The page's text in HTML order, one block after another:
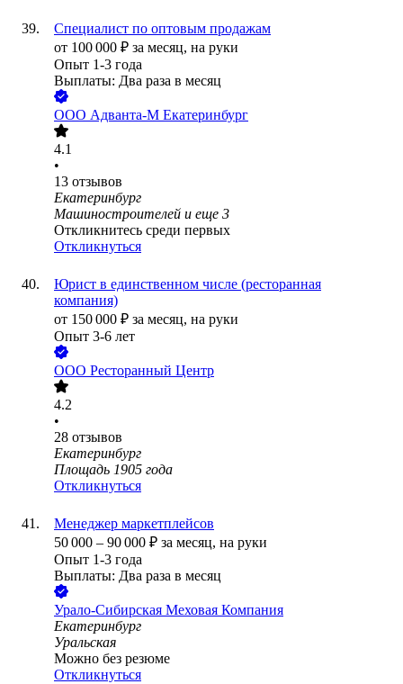
Специалист по оптовым продажам
от 100 000 ₽ за месяц, на руки
Опыт 1-3 года
Выплаты: Два раза в месяц
ООО Адванта-М Екатеринбург
4.1
•
13 отзывов
Екатеринбург
Машиностроителей и еще 3
Откликнитесь среди первых
Откликнуться
Юрист в единственном числе (ресторанная
компания)
от 150 000 ₽ за месяц, на руки
Опыт 3-6 лет
ООО Ресторанный Центр
4.2
•
28 отзывов
Екатеринбург
Площадь 1905 года
Откликнуться
Менеджер маркетплейсов
50 000 – 90 000 ₽ за месяц, на руки
Опыт 1-3 года
Выплаты: Два раза в месяц
Урало-Сибирская Меховая Компания
Екатеринбург
Уральская
Можно без резюме
Откликнуться